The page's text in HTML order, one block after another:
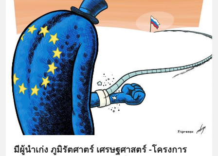
มีผู้นำเก่ง ภูมิรัตศาตร์ เศรษฐศาสตร์ -โครงการ